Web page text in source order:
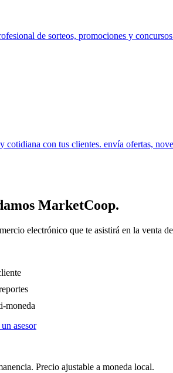
de sorteos, promociones y
cotidiana con tus clientes. envía ofertas,
MarketCoop.
electrónico que te asistirá en la venta
moneda
asesor
Precio ajustable a moneda local.